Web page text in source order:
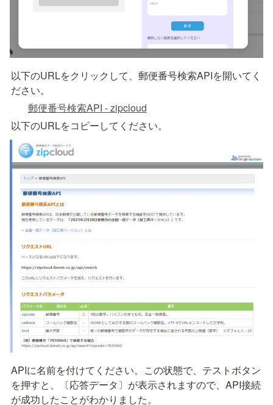
以下のURLをクリックして、郵便番号検索APIを開いてく
ださい。
郵便番号検索API - zipcloud
以下のURLをコピーしてください。
APIに名前を付けてください。この状態で、テストボタン
を押すと、〔応答データ〕が表示されますので、API接続
が成功したことがわかりました。